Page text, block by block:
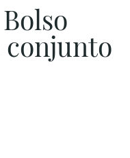
conjunto